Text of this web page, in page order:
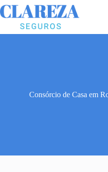
Pular
para
conteúdo
Consórcio de Casa em